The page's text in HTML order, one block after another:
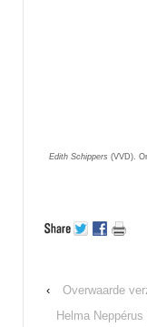
Edith Schippers (VVD).
‹
Overwaarde
Helma